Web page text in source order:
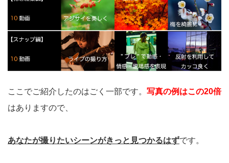
ここでご紹介したのはごく一部です。 写真の例はこの20倍
はありますので、
あなたが撮りたいシーンがきっと見つかるはずです。